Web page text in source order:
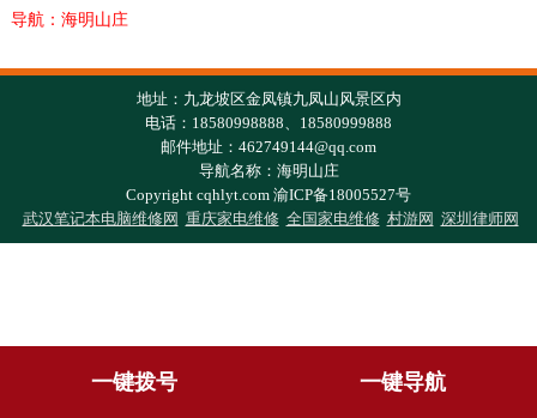
导航：海明山庄
地址：九龙坡区金凤镇九凤山风景区内
电话：18580998888、18580999888
邮件地址：462749144@qq.com
导航名称：海明山庄
Copyright cqhlyt.com 渝ICP备18005527号
武汉笔记本电脑维修网 重庆家电维修 全国家电维修 村游网 深圳律师网
一键拨号 一键导航